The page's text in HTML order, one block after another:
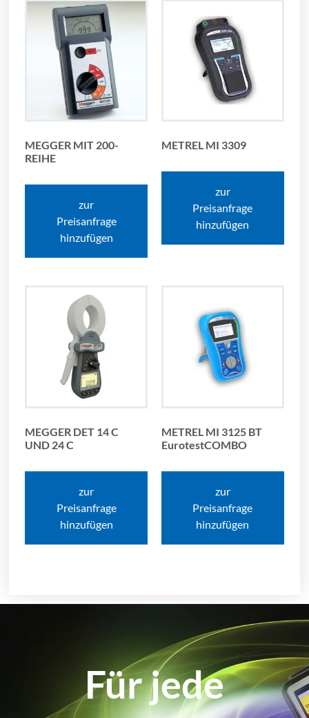
MEGGER MIT 200-
REIHE
zur
Preisanfrage
hinzufügen
METREL MI 3309
zur
Preisanfrage
hinzufügen
MEGGER DET 14 C
UND 24 C
zur
Preisanfrage
hinzufügen
METREL MI 3125 BT
EurotestCOMBO
zur
Preisanfrage
hinzufügen
Für jede